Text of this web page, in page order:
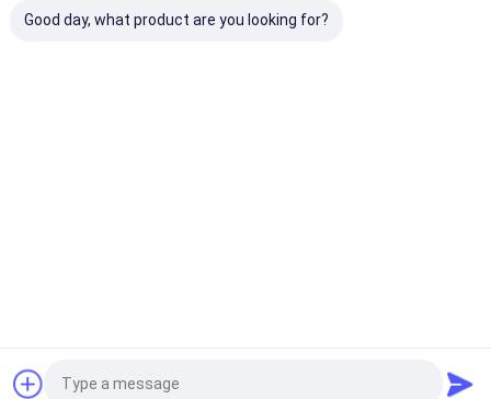
Good day, what product are you looking for?